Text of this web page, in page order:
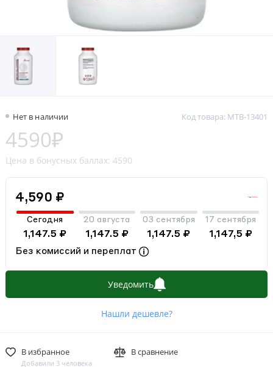
Нет в наличии Код товара: MTB-13401
4590₽
Цена в бонусных баллах: 4590
4,590 ₽
Сегодня
1,147.5 ₽
20 августа
1,147.5 ₽
03 сентября
1,147.5 ₽
17 сентября
1,147,5 ₽
Без комиссий и переплат
Уведомить
Нашли дешевле?
В избранное
Добавили 3 человека
В сравнение